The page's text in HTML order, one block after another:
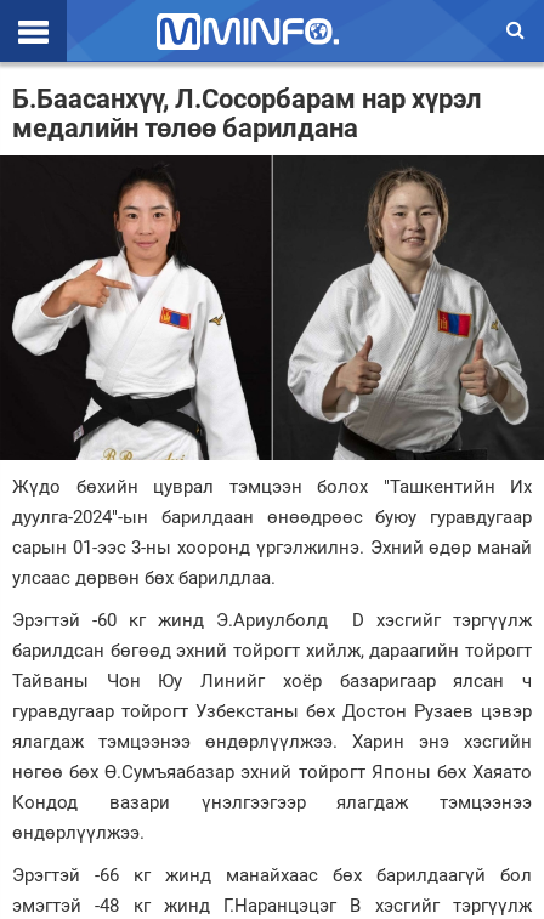
Эхлэл
Цаг агаар
Эдийн засаг
Үзэл бодол
Дэлхий
Энтертайнмэнт
Зурхай
Б.Баасанхүү, Л.Сосорбарам нар хүрэл
медалийн төлөө барилдана
Жүдо бөхийн цуврал тэмцээн болох "Ташкентийн Их
дуулга-2024"-ын барилдаан өнөөдрөөс буюу гуравдугаар
сарын 01-ээс 3-ны хооронд үргэлжилнэ. Эхний өдөр манай
улсаас дөрвөн бөх барилдлаа.
Эрэгтэй -60 кг жинд Э.Ариулболд D хэсгийг тэргүүлж
барилдсан бөгөөд эхний тойрогт хийлж, дараагийн тойрогт
Тайваны Чон Юу Линийг хоёр базаригаар ялсан ч
гуравдугаар тойрогт Узбекстаны бөх Достон Рузаев цэвэр
ялагдаж тэмцээнээ өндөрлүүлжээ. Харин энэ хэсгийн
нөгөө бөх Ө.Сумъяабазар эхний тойрогт Японы бөх Хаяато
Кондод вазари үнэлгээгээр ялагдаж тэмцээнээ
өндөрлүүлжээ.
Эрэгтэй -66 кг жинд манайхаас бөх барилдаагүй бол
эмэгтэй -48 кг жинд Г.Наранцэцэг В хэсгийг тэргүүлж